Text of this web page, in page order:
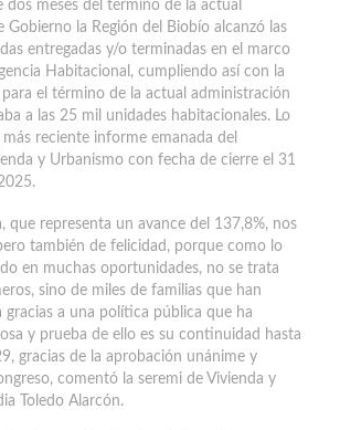
dos meses del término de la actual
Gobierno la Región del Biobío alcanzó las
entregadas y/o terminadas en el marco
Habitacional, cumpliendo así con la
el término de la actual administración
a las 25 mil unidades habitacionales. Lo
reciente informe emanada del
y Urbanismo con fecha de cierre el 31
que representa un avance del 137,8%, nos
también de felicidad, porque como lo
en muchas oportunidades, no se trata
sino de miles de familias que han
gracias a una política pública que ha
y prueba de ello es su continuidad hasta
gracias de la aprobación unánime y
comentó la seremi de Vivienda y
Toledo Alarcón.